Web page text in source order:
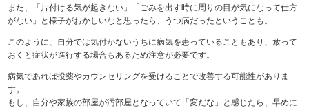
また、「片付ける気が起きない」「ごみを出す時に周りの目が気になって仕方
がない」と様子がおかしいなと思ったら、うつ病だったということも。
このように、自分では気付かないうちに病気を患っていることもあり、放って
おくと症状が進行する場合もあるため注意が必要です。
病気であれば投薬やカウンセリングを受けることで改善する可能性がありま
す。
もし、自分や家族の部屋が汚部屋となっていて「変だな」と感じたら、早めに